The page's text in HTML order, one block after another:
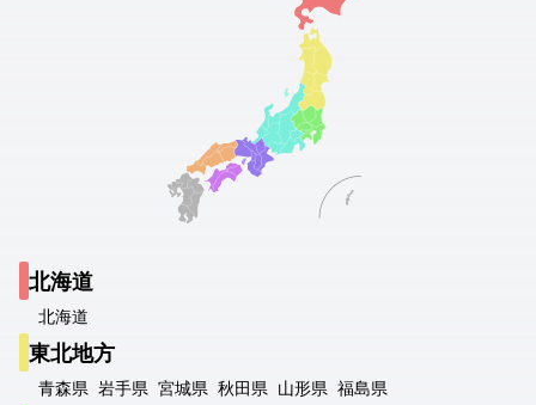
北海道
北海道
東北地方
青森県 岩手県 宮城県 秋田県 山形県 福島県